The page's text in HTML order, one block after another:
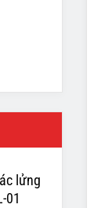
lửng
01